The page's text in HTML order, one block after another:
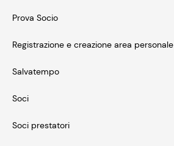
Prova Socio
Registrazione e creazione area personale
Salvatempo
Soci
Soci prestatori